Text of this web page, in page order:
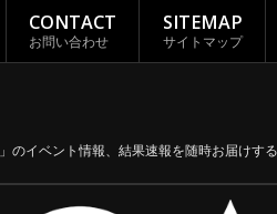
CONTACT
お問い合わせ
SITEMAP
サイトマップ
のイベント情報、結果速報を随時お届けす